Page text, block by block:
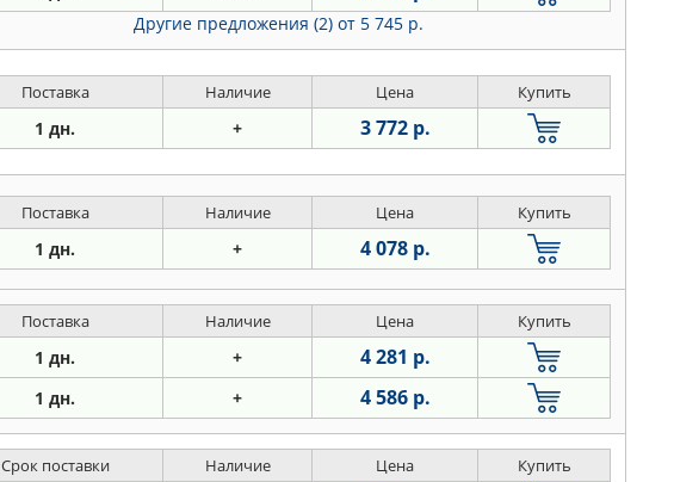
Другие предложения (2) от 5 745 р.
Поставка Наличие Цена Купить
1 дн. + 3 772 р.
Поставка Наличие Цена Купить
1 дн. + 4 078 р.
Поставка Наличие Цена Купить
1 дн. + 4 281 р.
1 дн. + 4 586 р.
Срок поставки Наличие Цена Купить